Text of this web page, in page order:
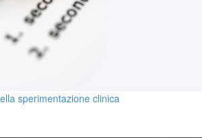
sperimentazione clinica